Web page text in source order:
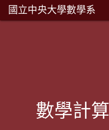
國立中央大學數學系
數學計